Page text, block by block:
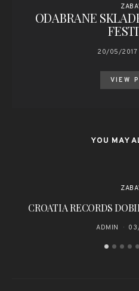
ODABRANE
20/05/2017
VIEW
YOU MAY
CROATIA RECORDS
ADMIN